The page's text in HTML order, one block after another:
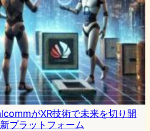
がXR技術で未来を切り開
プラットフォーム